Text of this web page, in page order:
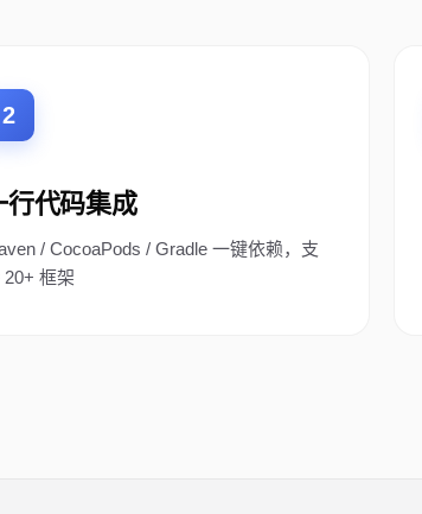
ext" 2>/dev/null || python3 -m
Find SKILL.md and copy its parent:
-maxdepth 2 -name "SKILL.md" -print | head -1)
2
行代码集成
/ CocoaPods / Gradle 一键依赖，支
20+ 框架